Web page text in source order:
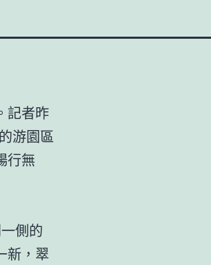
記者昨
游園區
行無
側的
新，翠